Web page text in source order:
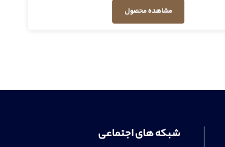
مشاهده محصول
شبکه های اجتماعی